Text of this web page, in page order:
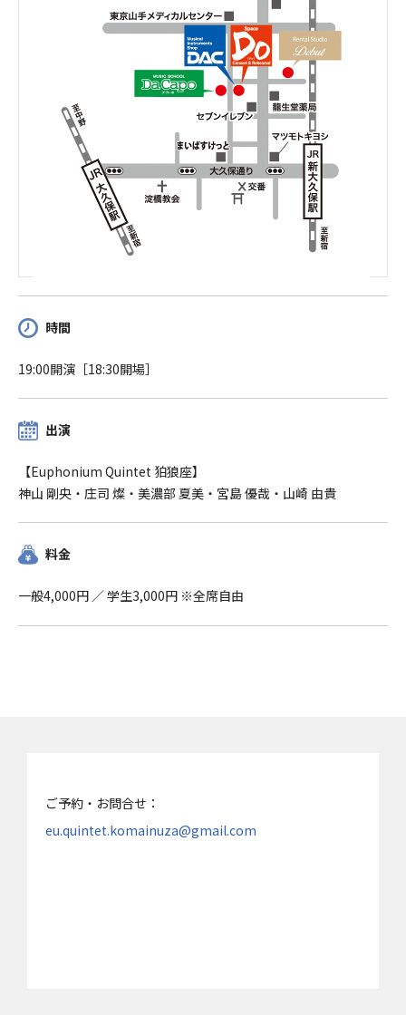
時間
19:00開演［18:30開場］
出演
【Euphonium Quintet 狛狼座】
神山 剛央・庄司 燦・美濃部 夏美・宮島 優哉・山崎 由貴
料金
一般4,000円 ／ 学生3,000円 ※全席自由
ご予約・お問合せ：
eu.quintet.komainuza@gmail.com